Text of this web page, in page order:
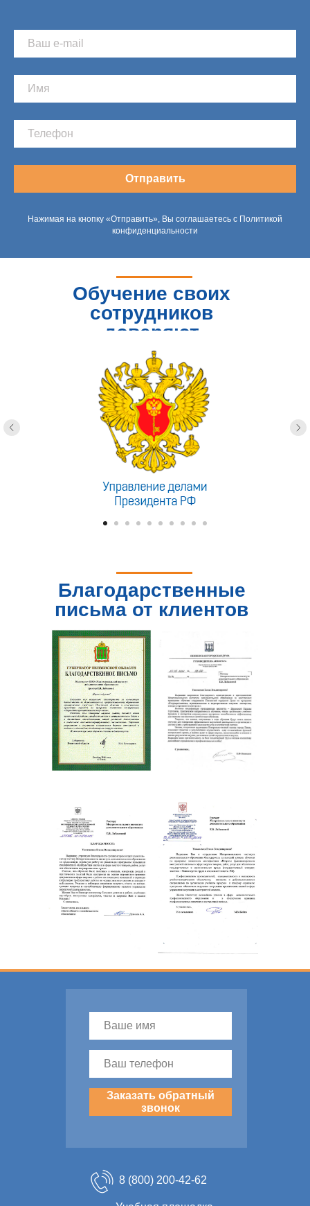
Отправить
Нажимая на кнопку «Отправить», Вы соглашаетесь с Политикой
конфиденциальности
Обучение своих
сотрудников
доверяют
Благодарственные
письма от клиентов
8 (800) 200-42-62
Заказать обратный
звонок